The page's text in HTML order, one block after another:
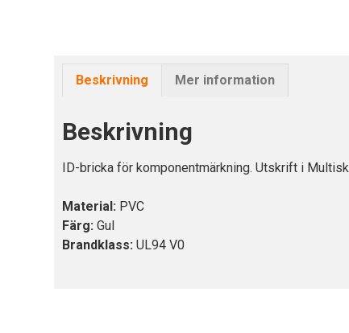
Beskrivning Mer information
Beskrivning
ID-bricka för komponentmärkning. Utskrift i
Material: PVC
Färg: Gul
Brandklass: UL94 V0